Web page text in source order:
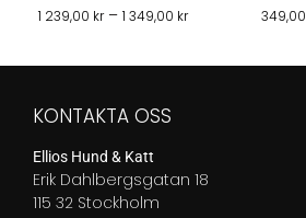
1 239,00 kr – 1 349,00 krPrisintervall:349,00
KONTAKTA OSS
Ellios Hund & Katt
Erik Dahlbergsgatan 18
115 32 Stockholm